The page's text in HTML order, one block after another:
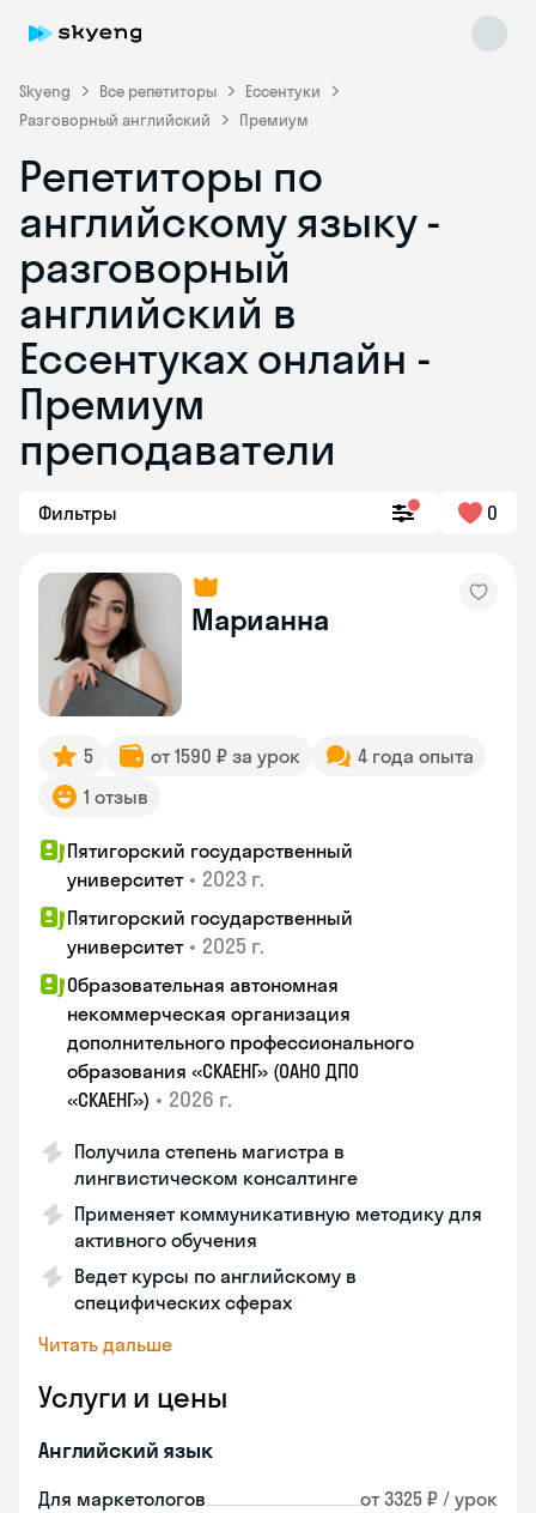
Skyeng Все репетиторы
Ессентуки
Разговорный английский
Премиум
Репетиторы по
английскому языку -
разговорный
английский в
Ессентуках онлайн -
Премиум
преподаватели
Фильтры 0
Марианна
5 от 1590 ₽ за урок
4 года опыта
1 отзыв
Пятигорский государственный
университет • 2023 г.
Пятигорский государственный
университет • 2025 г.
Образовательная автономная
некоммерческая организация
дополнительного профессионального
образования «СКАЕНГ» (ОАНО ДПО
«СКАЕНГ») • 2026 г.
Получила степень магистра в
лингвистическом консалтинге
Применяет коммуникативную методику для
активного обучения
Ведет курсы по английскому в
специфических сферах
Читать дальше
Услуги и цены
Английский язык
Для маркетологов от 3325 ₽ / урок
Skyeng Chat